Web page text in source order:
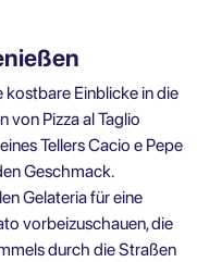
kostbare Einblicke in die
von Pizza al Taglio
Tellers Cacio e Pepe
Geschmack.
Gelateria für eine
vorbeizuschauen, die
durch die Straßen